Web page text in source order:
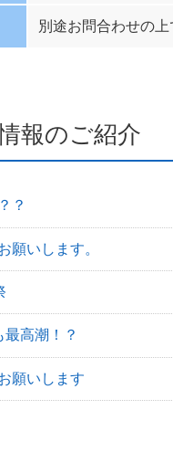
別途お問合わせの
報のご紹介
？
願いします。
高潮！？
願いします